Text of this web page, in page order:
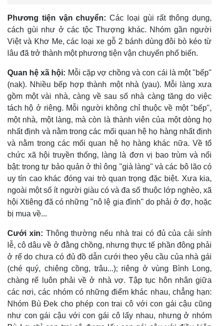
Phương tiện vận chuyển:Các loại gùi rất thông dụng,
cách gùi như ở các tộc Thượng khác. Nhóm gần người
Việt và Khơ Me, các loại xe gỗ 2 bánh dùng đôi bò kéo từ
lâu đã trở thành một phương tiện vận chuyển phổ biến.
Quan hệ xã hội: Mỗi cặp vợ chồng và con cái là một "bếp"
(nak). Nhiều bếp hợp thành một nhà (yau). Mỗi làng xưa
gồm một vài nhà, càng về sau số nhà càng tăng do việc
tách hộ ở riêng. Mỗi người không chỉ thuộc về một "bếp",
một nhà, một làng, mà còn là thành viên của một dòng họ
nhất định và nằm trong các mối quan hệ họ hàng nhất định
và nằm trong các mối quan hệ họ hàng khác nữa. Về tổ
chức xã hội truyền thống, làng là đơn vị bao trùm và nổi
bật: trong tự bảo quản ở thì ông "già làng" và các bô lão có
uy tín cao khác đóng vai trò quan trọng đặc biệt. Xưa kia,
ngoài một số ít người giàu có và đa số thuộc lớp nghèo, xã
hội Xtiêng đã có những "nô lệ gia đình" do phải ở đợ, hoặc
bị mua về...
Cưới xin: Thông thường nếu nhà trai có đủ của cải sính
lễ, cô dâu về ở đằng chồng, nhưng thực tế phần đông phải
ở rể do chưa có đủ đồ dẫn cưới theo yêu cầu của nhà gái
(ché quý, chiêng cồng, trâu...); riêng ở vùng Bình Long,
chàng rể luôn phải về ở nhà vợ. Tập tục hôn nhân giữa
các nơi, các nhóm có những điểm khác nhau, chẳng hạn:
Nhóm Bù Ðek cho phép con trai cô với con gái cậu cũng
như con gái cậu với con gái cô lấy nhau, nhưng ở nhóm